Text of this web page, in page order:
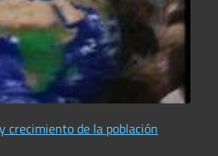
crecimiento de la población